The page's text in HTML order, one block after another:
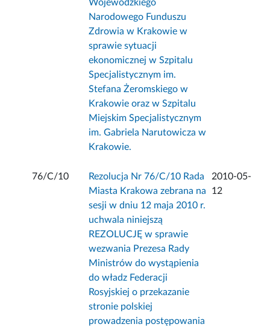
Wojewódzkiego
Narodowego Funduszu
Zdrowia w Krakowie w
sprawie sytuacji
ekonomicznej w Szpitalu
Specjalistycznym im.
Stefana Żeromskiego w
Krakowie oraz w Szpitalu
Miejskim Specjalistycznym
im. Gabriela Narutowicza w
Krakowie.
76/C/10
Rezolucja Nr 76/C/10 Rada
Miasta Krakowa zebrana na
sesji w dniu 12 maja 2010 r.
uchwala niniejszą
REZOLUCJĘ w sprawie
wezwania Prezesa Rady
Ministrów do wystąpienia
do władz Federacji
Rosyjskiej o przekazanie
stronie polskiej
prowadzenia postępowania
2010-05-
12